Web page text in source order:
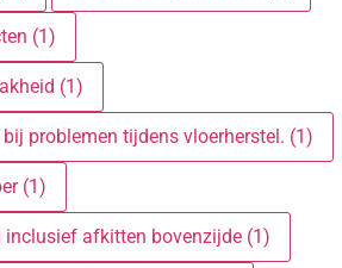
(1)
(1)
problemen tijdens vloerherstel. (1)
(1)
inclusief afkitten bovenzijde (1)